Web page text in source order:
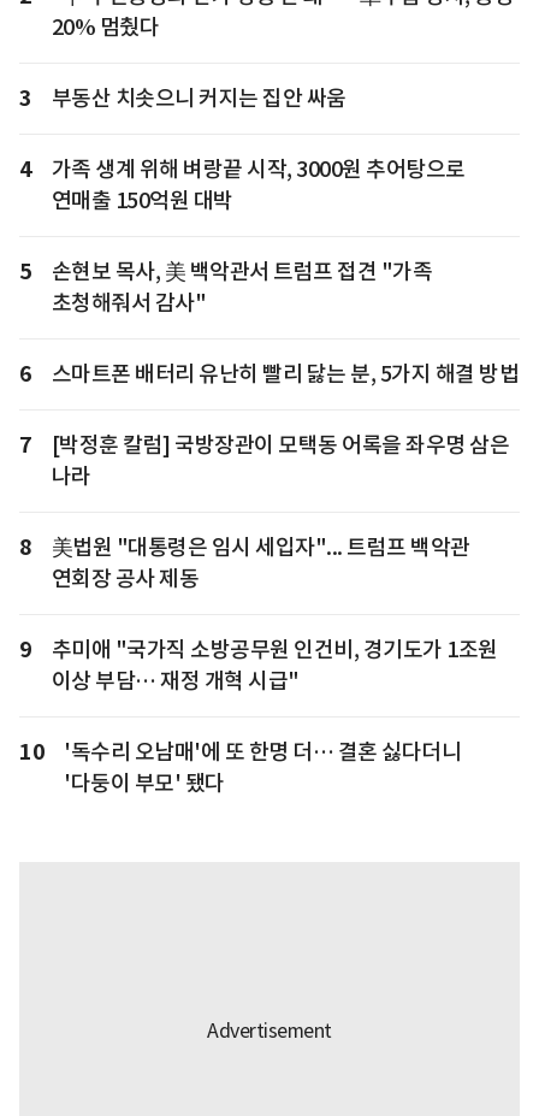
20% 멈췄다
3 부동산 치솟으니 커지는 집안 싸움
4
가족 생계 위해 벼랑끝 시작, 3000원 추어탕으로
연매출 150억원 대박
5
손현보 목사, 美 백악관서 트럼프 접견 "가족
초청해줘서 감사"
6 스마트폰 배터리 유난히 빨리 닳는 분, 5가지 해결 방법
7
[박정훈 칼럼] 국방장관이 모택동 어록을 좌우명 삼은
나라
8
美법원 "대통령은 임시 세입자"... 트럼프 백악관
연회장 공사 제동
9
추미애 "국가직 소방공무원 인건비, 경기도가 1조원
이상 부담… 재정 개혁 시급"
10
'독수리 오남매'에 또 한명 더… 결혼 싫다더니
'다둥이 부모' 됐다